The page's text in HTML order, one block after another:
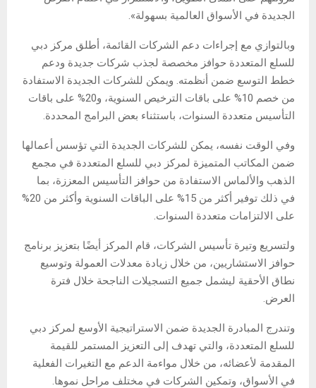
الجديدة في الأسواق العالمية بسهولة».
وبالتوازي مع إجراءات دعم الشركات القائمة، أطلق مركز دبي
للسلع المتعددة حوافز مخصصة لجذب شركات جديدة ودعم
خطط التوسع ضمن أنظمته. ويمكن للشركات الجديدة الاستفادة
من خصم 10% على باقات الترخيص السنوية، و20% على باقات
التأسيس متعددة السنوات، باستثناء بعض البرامج المحددة.
وفي الوقت نفسه، يمكن للشركات الجديدة التي تؤسس أعمالها
ضمن المكاتب المتميزة لمركز دبي للسلع المتعددة في مجمع
الذهب والألماس الاستفادة من حوافز التأسيس المعززة، بما
في ذلك توفير أكثر من 15% على الباقات السنوية وأكثر من 20%
على الالتزامات متعددة السنوات.
ولتسريع وتيرة تأسيس الشركات، قام المركز أيضًا بتعزيز برنامج
حوافز الاستشاريين، من خلال زيادة معدلات العمولة وتوسيع
نطاق الأحقية ليشمل جميع التسجيلات الناجحة خلال فترة
العرض.
وتندرج المبادرة الجديدة ضمن الاستراتيجية الأوسع لمركز دبي
للسلع المتعددة، والتي تهدف إلى التعزيز المستمر للقيمة
المقدمة لأعضائه، من خلال مواءمة الدعم مع التغيرات الفعلية
في الأسواق، وتمكين الشركات في مختلف مراحل نموها.